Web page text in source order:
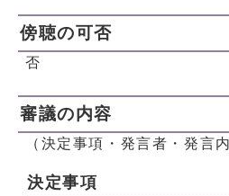
傍聴の可否
否
審議の内容
（決定事項・発言者・発言
決定事項